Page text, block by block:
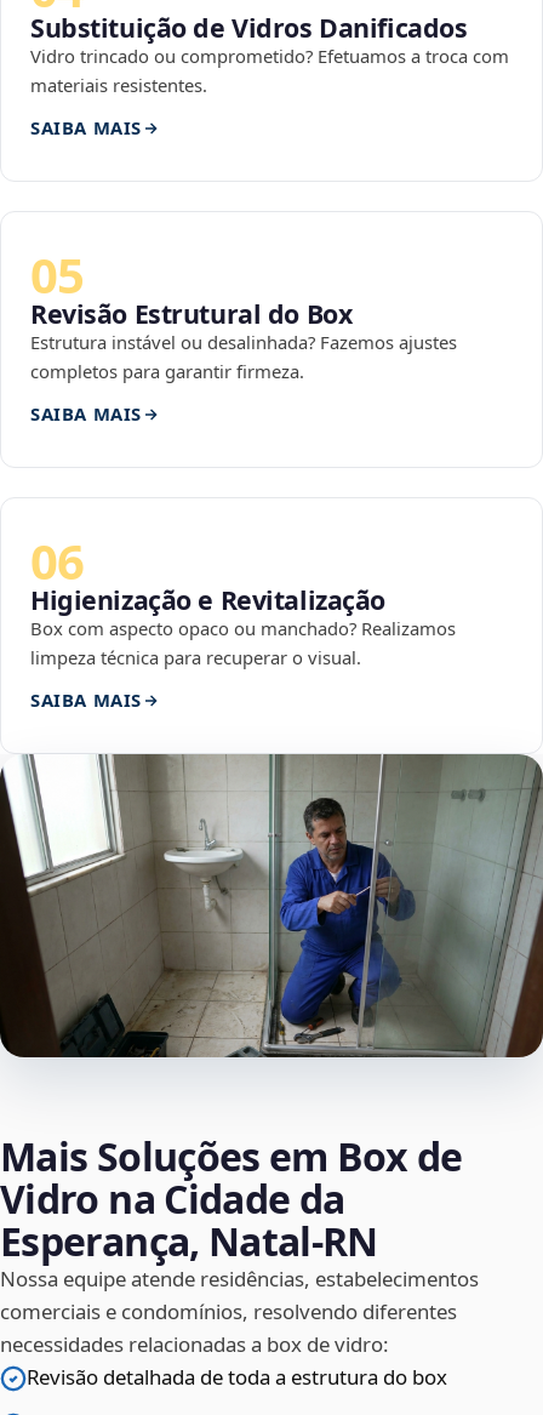
Substituição de Vidros Danificados
Vidro trincado ou comprometido? Efetuamos a troca com
materiais resistentes.
SAIBA MAIS
05
Revisão Estrutural do Box
Estrutura instável ou desalinhada? Fazemos ajustes
completos para garantir firmeza.
SAIBA MAIS
06
Higienização e Revitalização
Box com aspecto opaco ou manchado? Realizamos
limpeza técnica para recuperar o visual.
SAIBA MAIS
Mais Soluções em Box de
Vidro na Cidade da
Esperança, Natal‑RN
Nossa equipe atende residências, estabelecimentos
comerciais e condomínios, resolvendo diferentes
necessidades relacionadas a box de vidro:
Revisão detalhada de toda a estrutura do box